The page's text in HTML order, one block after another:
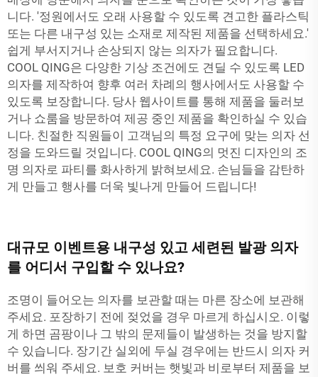
니다. '정원에서도 오래 사용할 수 있도록 견고한 플라스틱
또는 다른 내구성 있는 소재로 제작된 제품을 선택하세요.'
쉽게 부서지거나 손상되지 않는 의자가 필요합니다.
COOL QING은 다양한 기상 조건에도 견딜 수 있도록 LED
의자를 제작하여 향후 여러 차례의 행사에서도 사용할 수
있도록 보장합니다. 당사 웹사이트를 통해 제품을 둘러보
거나 쇼룸을 방문하여 제공 중인 제품을 확인하실 수 있습
니다. 친절한 직원들이 고객님의 특정 요구에 맞는 의자 선
정을 도와드릴 것입니다. COOL QING의 멋진 디자인의 조
명 의자로 파티를 화사하게 밝혀보세요. 손님들을 감탄하
게 만들고 행사를 더욱 빛나게 만들어 드립니다!
대규모 이벤트용 내구성 있고 세련된 발광 의자
를 어디서 구입할 수 있나요?
조명이 들어오는 의자를 보관할 때는 마른 장소에 보관해
주세요. 포장하기 전에 젖었을 경우 마르게 하십시오. 이렇
게 하면 곰팡이나 그 밖의 문제들이 발생하는 것을 방지할
수 있습니다. 장기간 실외에 두실 경우에는 반드시 의자 커
버를 씌워 주세요. 보호 커버는 햇빛과 비로부터 제품을 보